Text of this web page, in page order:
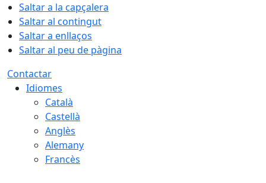
Saltar a la capçalera
Saltar al contingut
Saltar a enllaços
Saltar al peu de pàgina
Contactar
Idiomes
Català
Castellà
Anglès
Alemany
Francès